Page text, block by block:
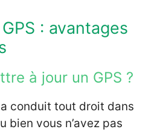
: avantages
à jour un GPS ?
conduit tout droit dans
bien vous n’avez pas